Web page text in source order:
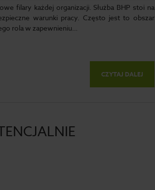
filary każdej organizacji. Służba BHP stoi na
warunki pracy. Często jest to obszar
rola w zapewnieniu…
CZYTAJ DALEJ